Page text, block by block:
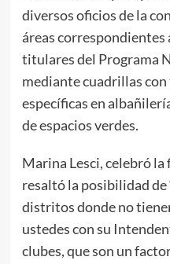
diversos oficios de la
áreas
titulares del Programa
mediante cuadrillas
específicas en
de espacios verdes.
Marina Lesci, celebró
resaltó la posibilidad
distritos donde no
ustedes con su
clubes, que son un